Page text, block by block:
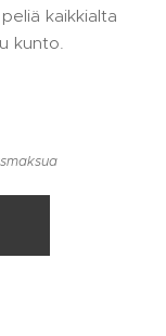
kaikkialta
kunto.